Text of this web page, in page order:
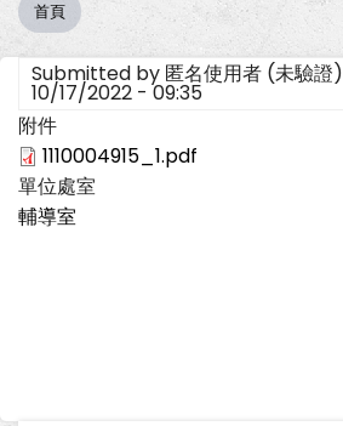
導
航
連
結
首頁
Submitted by 匿名使用者 (未驗證)
10/17/2022 - 09:35
附件
1110004915_1.pdf
單位處室
輔導室